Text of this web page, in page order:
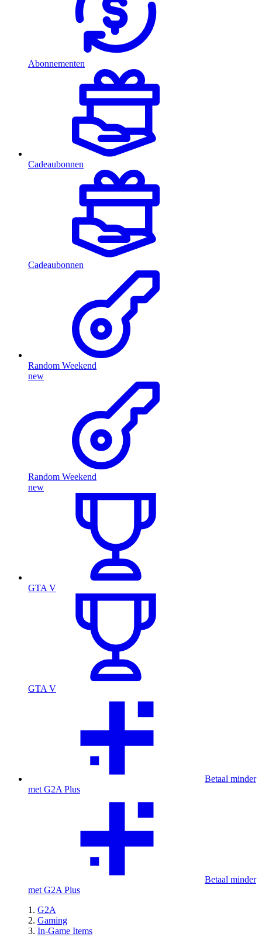
Abonnementen
Cadeaubonnen
Cadeaubonnen
Random Weekend
new
Random Weekend
new
GTA V
GTA V
Betaal minder
met G2A Plus
Betaal minder
met G2A Plus
G2A
Gaming
In-Game Items